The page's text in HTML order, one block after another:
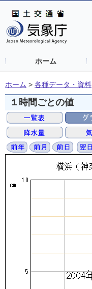
ホーム
ホーム > 各種データ・資料
１時間ごとの値